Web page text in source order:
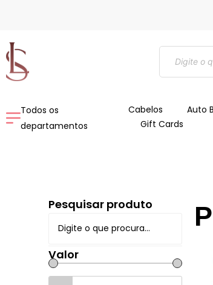
conteúdo
Pesquisar
produtos
Todos os
departamentos
Cabelos Auto
Gift Cards
Pesquisar produto
Valor